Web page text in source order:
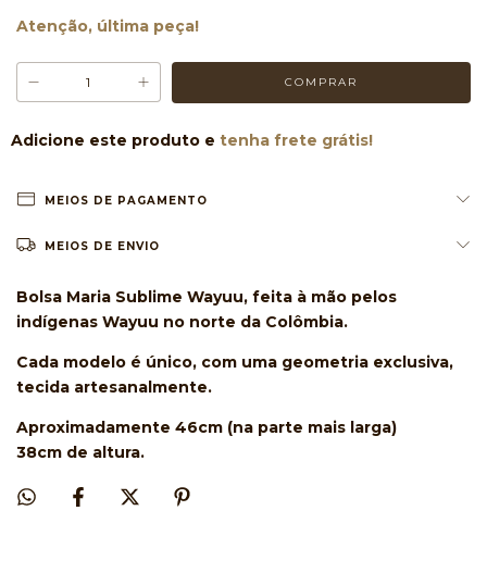
Atenção, última peça!
Adicione este produto e tenha frete grátis!
MEIOS DE PAGAMENTO
MEIOS DE ENVIO
Bolsa Maria Sublime Wayuu, feita à mão pelos
indígenas Wayuu no norte da Colômbia.
Cada modelo é único, com uma geometria exclusiva,
tecida artesanalmente.
Aproximadamente 46cm (na parte mais larga)
38cm de altura.